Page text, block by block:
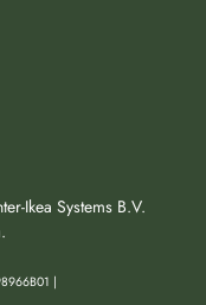
Ikea Systems B.V.
|